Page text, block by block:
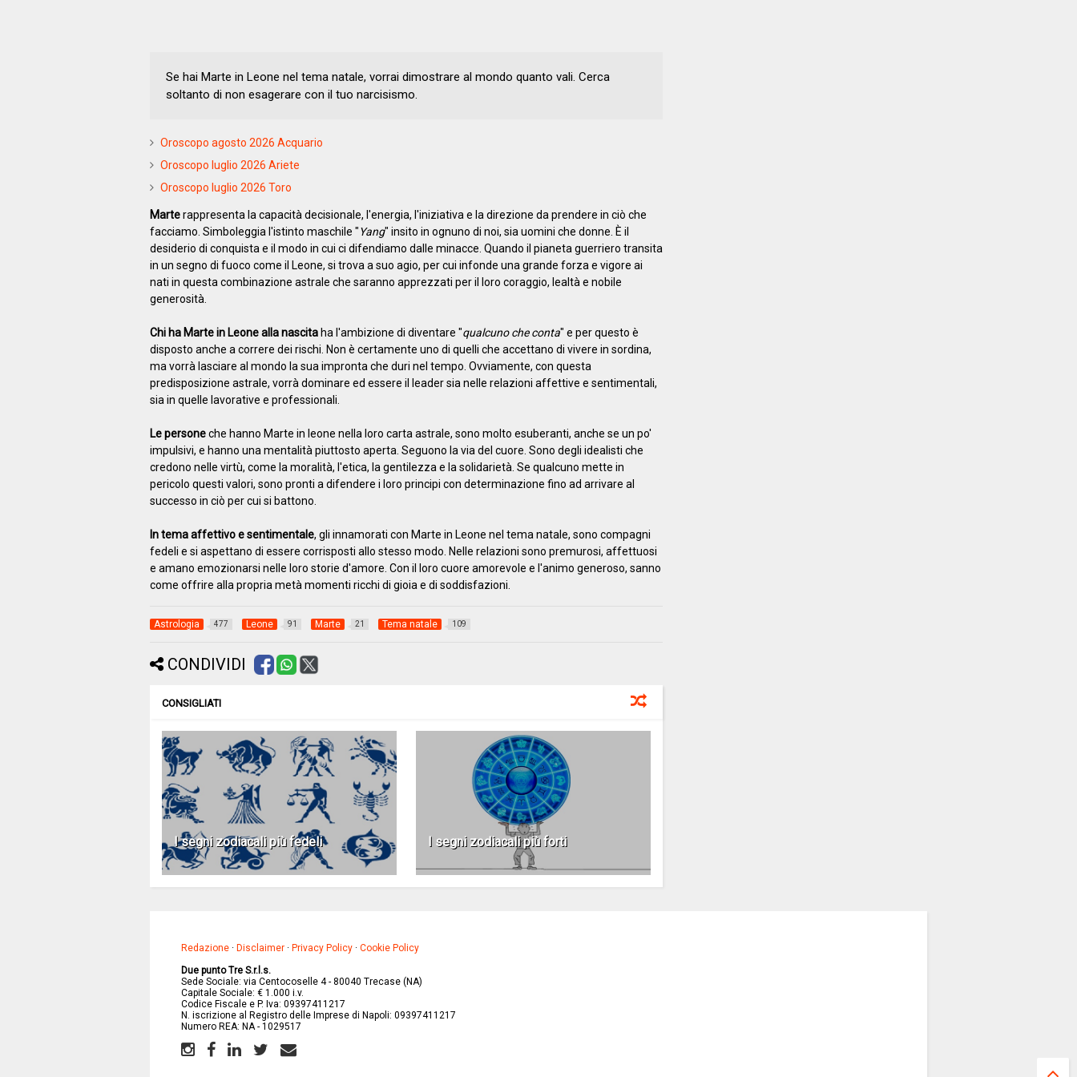
Se hai Marte in Leone nel tema natale, vorrai dimostrare al mondo quanto vali. Cerca
soltanto di non esagerare con il tuo narcisismo.
Oroscopo agosto 2026 Acquario
Oroscopo luglio 2026 Ariete
Oroscopo luglio 2026 Toro
Marterappresenta la capacità decisionale, l'energia, l'iniziativa e la direzione da prendere in ciò che
facciamo. Simboleggia l'istinto maschile "Yang" insito in ognuno di noi, sia uomini che donne. È il
desiderio di conquista e il modo in cui ci difendiamo dalle minacce. Quando il pianeta guerriero transita
in un segno di fuoco come il Leone, si trova a suo agio, per cui infonde una grande forza e vigore ai
nati in questa combinazione astrale che saranno apprezzati per il loro coraggio, lealtà e nobile
generosità.
Chi ha Marte in Leone alla nascitaha l'ambizione di diventare "qualcuno che conta" e per questo è
disposto anche a correre dei rischi. Non è certamente uno di quelli che accettano di vivere in sordina,
ma vorrà lasciare al mondo la sua impronta che duri nel tempo. Ovviamente, con questa
predisposizione astrale, vorrà dominare ed essere il leader sia nelle relazioni affettive e sentimentali,
sia in quelle lavorative e professionali.
Le personeche hanno Marte in leone nella loro carta astrale, sono molto esuberanti, anche se un po'
impulsivi, e hanno una mentalità piuttosto aperta. Seguono la via del cuore. Sono degli idealisti che
credono nelle virtù, come la moralità, l'etica, la gentilezza e la solidarietà. Se qualcuno mette in
pericolo questi valori, sono pronti a difendere i loro principi con determinazione fino ad arrivare al
successo in ciò per cui si battono.
In tema affettivo e sentimentale, gli innamorati con Marte in Leone nel tema natale, sono compagni
fedeli e si aspettano di essere corrisposti allo stesso modo. Nelle relazioni sono premurosi, affettuosi
e amano emozionarsi nelle loro storie d'amore. Con il loro cuore amorevole e l'animo generoso, sanno
come offrire alla propria metà momenti ricchi di gioia e di soddisfazioni.
Astrologia 477 Leone 91 Marte 21 Tema natale 109
CONDIVIDI
CONSIGLIATI
I segni zodiacali più fedeli I segni zodiacali più forti
Redazione· Disclaimer· Privacy Policy· Cookie Policy
Due punto Tre S.r.l.s.
Sede Sociale: via Centocoselle 4 - 80040 Trecase (NA)
Capitale Sociale: € 1.000 i.v.
Codice Fiscale e P. Iva: 09397411217
N. iscrizione al Registro delle Imprese di Napoli: 09397411217
Numero REA: NA - 1029517